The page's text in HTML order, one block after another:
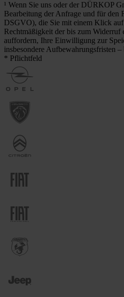
¹ Wenn Sie uns oder der DÜRKOP
Bearbeitung der Anfrage und für
DSGVO), die Sie mit einem Klick
Rechtmäßigkeit der bis zum
auffordern, Ihre Einwilligung zur
insbesondere Aufbewahrungsfristen
* Pflichtfeld